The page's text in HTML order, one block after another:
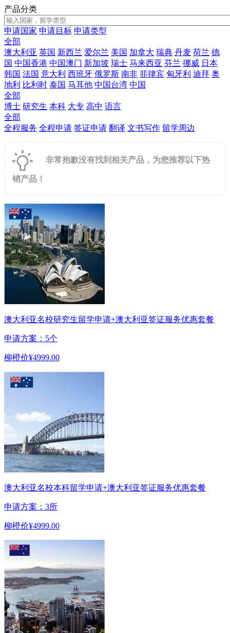
产品分类
申请国家 申请目标 申请类型
全部
澳大利亚 英国 新西兰 爱尔兰 美国 加拿大 瑞典 丹麦 荷兰 德
国 中国香港 中国澳门 新加坡 瑞士 马来西亚 芬兰 挪威 日本
韩国 法国 意大利 西班牙 俄罗斯 南非 菲律宾 匈牙利 迪拜 奥
地利 比利时 泰国 马耳他 中国台湾 中国
全部
博士 研究生 本科 大专 高中 语言
全部
全程服务 全程申请 签证申请 翻译 文书写作 留学周边
非常抱歉没有找到相关产品，为您推荐以下热
销产品！
澳大利亚名校研究生留学申请+澳大利亚签证服务优惠套餐
申请方案：5个
柳橙价¥4999.00
澳大利亚名校本科留学申请+澳大利亚签证服务优惠套餐
申请方案：3所
柳橙价¥4999.00